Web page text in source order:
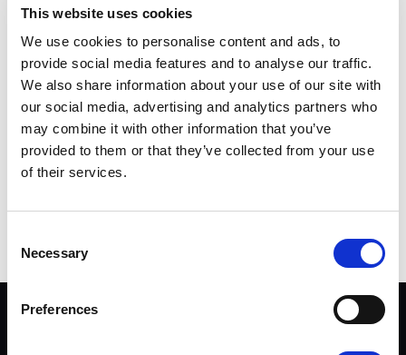
This website uses cookies
We use cookies to personalise content and ads, to
provide social media features and to analyse our traffic.
We also share information about your use of our site with
our social media, advertising and analytics partners who
may combine it with other information that you’ve
provided to them or that they’ve collected from your use
of their services.
Selection
Necessary
Preferences
Tutka
Musiikki
Sää
Info-sovellus
Asetukset